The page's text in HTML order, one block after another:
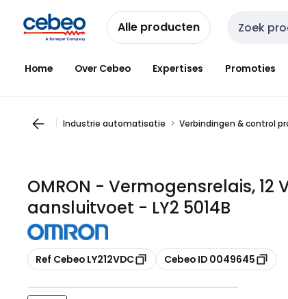
naar
navigatie
naar
inhoud
Alle producten Zoekveld
Home Over Cebeo Expertises Promoties
Industrie automatisatie Verbindingen & control
OMRON - Vermogensrelais, 12
aansluitvoet - LY2 5014B
Kopiëren
Ref Cebeo LY212VDC Kopiëren
Cebeo ID 0049645